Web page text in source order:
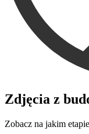
Zdjęcia z
Zobacz na jakim